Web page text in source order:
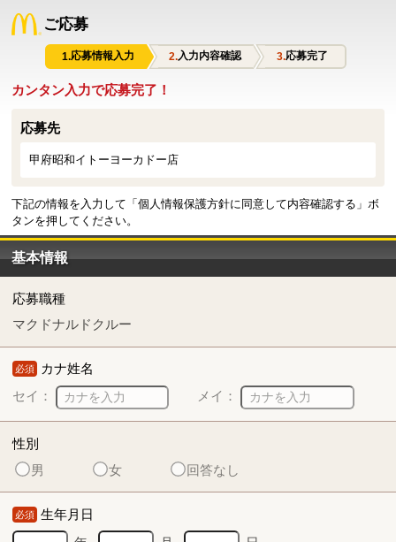
ご応募
応募情報入力 入力内容確認 応募完了
カンタン入力で応募完了！
応募先
甲府昭和イトーヨーカドー店
下記の情報を入力して「個人情報保護方針に同意して内容確認する」ボ
タンを押してください。
基本情報
応募職種
マクドナルドクルー
必須 カナ姓名
セイ：
メイ：
性別
男
女 回答なし
必須 生年月日